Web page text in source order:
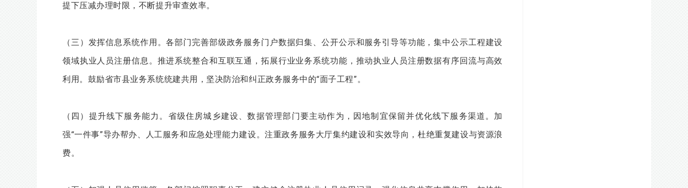
提下压减办理时限，不断提升审查效率。
（三）发挥信息系统作用。各部门完善部级政务服务门户数据归集、公开公示和服务引导等功能，集中公示工程建设
领域执业人员注册信息。推进系统整合和互联互通，拓展行业业务系统功能，推动执业人员注册数据有序回流与高效
利用。鼓励省市县业务系统统建共用，坚决防治和纠正政务服务中的“面子工程”。
（四）提升线下服务能力。省级住房城乡建设、数据管理部门要主动作为，因地制宜保留并优化线下服务渠道。加
强“一件事”导办帮办、人工服务和应急处理能力建设。注重政务服务大厅集约建设和实效导向，杜绝重复建设与资源浪
费。